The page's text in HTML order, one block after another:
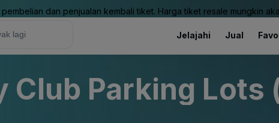
dan penjualan kembali tiket. Harga tiket resale mungkin
Jelajahi Jual
Club Parking Lots